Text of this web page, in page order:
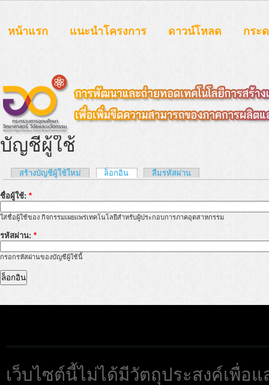
หน้าแรก แนะนำโครงการ ดาวน์โหลด กระ
บัญชีผู้ใช้
สร้างบัญชีผู้ใช้ใหม่ ล็อกอิน ลืมรหัสผ่าน
ชื่อผู้ใช้: *
ใส่ชื่อผู้ใช้ของ กิจกรรมเผยแพร่เทคโนโลยีสำหรับผู้ประกอบการภาคอุตสาหกรรม
รหัสผ่าน: *
กรอกรหัสผ่านของบัญชีผู้ใช้นี้
เว็บไซต์นี้ไม่ได้มีวัตถุประสงค์เพื่อแ